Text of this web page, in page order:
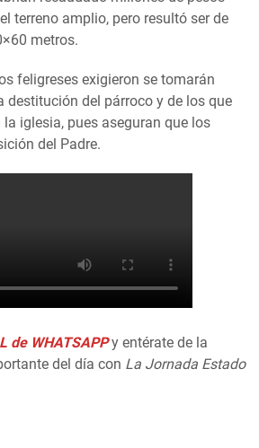
terreno amplio, pero resultó ser de
metros.
feligreses exigieron se tomarán
destitución del párroco y de los que
iglesia, pues aseguran que los
del Padre.
de WHATSAPP y entérate de la
del día con La Jornada Estado